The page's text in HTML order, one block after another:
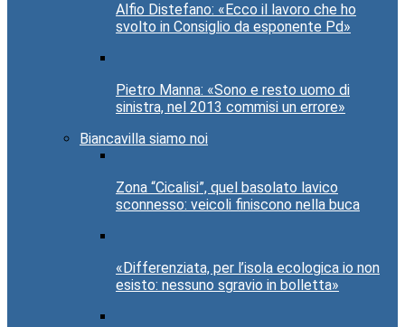
Alfio Distefano: «Ecco il lavoro che ho
svolto in Consiglio da esponente Pd»
Pietro Manna: «Sono e resto uomo di
sinistra, nel 2013 commisi un errore»
Biancavilla siamo noi
Zona “Cicalisi”, quel basolato lavico
sconnesso: veicoli finiscono nella buca
«Differenziata, per l’isola ecologica io non
esisto: nessuno sgravio in bolletta»